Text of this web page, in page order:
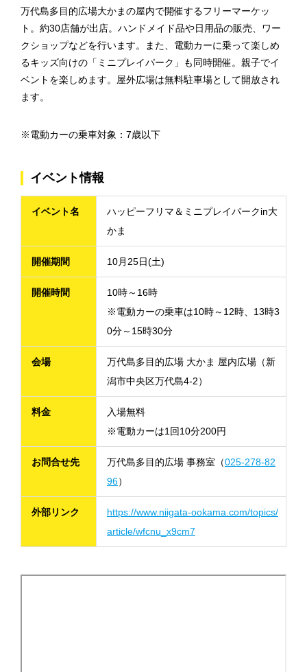
万代島多目的広場大かまの屋内で開催するフリーマーケッ
ト。約30店舗が出店。ハンドメイド品や日用品の販売、ワー
クショップなどを行います。また、電動カーに乗って楽しめ
るキッズ向けの「ミニプレイパーク」も同時開催。親子でイ
ベントを楽しめます。屋外広場は無料駐車場として開放され
ます。
※電動カーの乗車対象：7歳以下
イベント情報
イベント名
ハッピーフリマ＆ミニプレイパークin大
かま
開催期間 10月25日(土)
開催時間
10時～16時
※電動カーの乗車は10時～12時、13時3
0分～15時30分
会場
万代島多目的広場 大かま 屋内広場（新
潟市中央区万代島4-2）
料金
入場無料
※電動カーは1回10分200円
お問合せ先 万代島多目的広場 事務室（025-278-82
96）
外部リンク
https://www.niigata-ookama.com/topics/
article/wfcnu_x9cm7